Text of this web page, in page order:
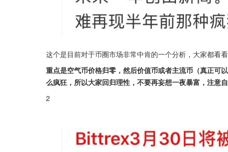
这个是目前对于币圈市场非常中肯的一个分析，大家都看看
重点是空气币价格归零，然后价值币或者主流币（真正可
么疯狂，所以大家回归理性，不要再妄想一夜暴富，注意自
2